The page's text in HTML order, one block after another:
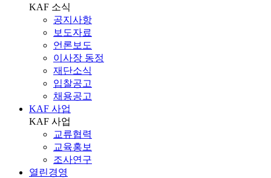
KAF 소식
공지사항
보도자료
언론보도
이사장 동정
재단소식
입찰공고
채용공고
KAF 사업
KAF 사업
교류협력
교육홍보
조사연구
열린경영